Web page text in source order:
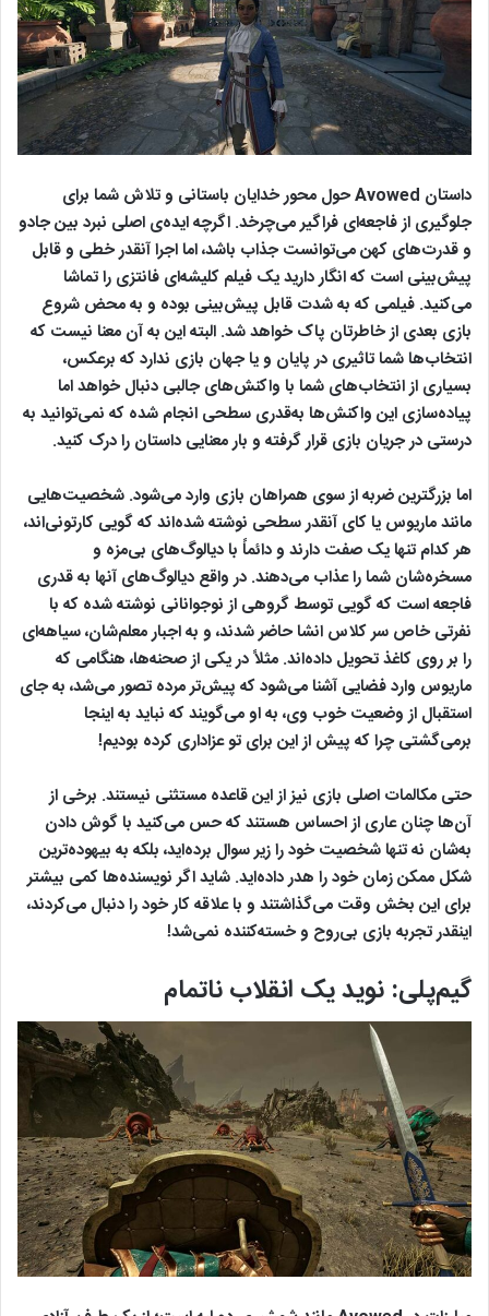
داستان Avowed حول محور خدایان باستانی و تلاش شما برای
جلوگیری از فاجعه‌ای فراگیر می‌چرخد. اگرچه ایده‌ی اصلی نبرد بین جادو
و قدرت‌های کهن می‌توانست جذاب باشد، اما اجرا آنقدر خطی و قابل
پیش‌بینی است که انگار دارید یک فیلم کلیشه‌ای فانتزی را تماشا
می‌کنید. فیلمی که به شدت قابل پیش‌بینی بوده و به محض شروع
بازی بعدی از خاطرتان پاک خواهد شد. البته این به آن معنا نیست که
انتخاب‌ها شما تاثیری در پایان و یا جهان بازی ندارد که برعکس،
بسیاری از انتخاب‌های شما با واکنش‌های جالبی دنبال خواهد اما
پیاده‌سازی این واکنش‌ها به‌قدری سطحی انجام شده که نمی‌توانید به
درستی در جریان بازی قرار گرفته و بار معنایی داستان را درک کنید.
اما بزرگترین ضربه از سوی همراهان بازی وارد می‌شود. شخصیت‌هایی
مانند ماریوس یا کای آنقدر سطحی نوشته شده‌اند که گویی کارتونی‌اند،
هر کدام تنها یک صفت دارند و دائماً با دیالوگ‌های بی‌مزه و
مسخره‌شان شما را عذاب می‌دهند. در واقع دیالوگ‌های آنها به قدری
فاجعه است که گویی توسط گروهی از نوجوانانی نوشته شده که با
نفرتی خاص سر کلاس انشا حاضر شدند، و به اجبار معلم‌شان، سیاهه‌ای
را بر روی کاغذ تحویل داده‌اند. مثلاً در یکی از صحنه‌ها، هنگامی که
ماریوس وارد فضایی آشنا می‌شود که پیش‌تر مرده تصور می‌شد، به جای
استقبال از وضعیت خوب وی، به او می‌گویند که نباید به اینجا
برمی‌گشتی چرا که پیش از این برای تو عزاداری کرده بودیم!
حتی مکالمات اصلی بازی نیز از این قاعده مستثنی نیستند. برخی از
آن‌ها چنان عاری از احساس هستند که حس می‌کنید با گوش دادن
به‌شان نه تنها شخصیت خود را زیر سوال برده‌اید، بلکه به بیهوده‌ترین
شکل ممکن زمان خود را هدر داده‌اید. شاید اگر نویسنده‌ها کمی بیشتر
برای این بخش وقت می‌گذاشتند و با علاقه کار خود را دنبال می‌کردند،
اینقدر تجربه بازی بی‌روح و خسته‌کننده نمی‌شد!
گیم‌پلی: نوید یک انقلاب ناتمام